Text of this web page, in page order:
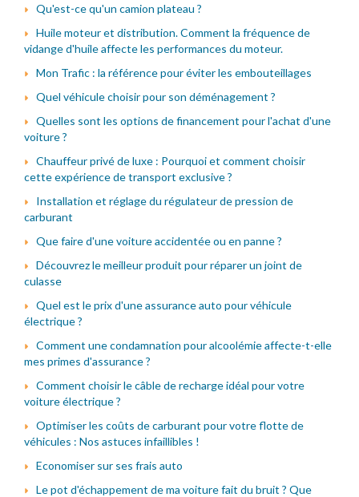
Qu'est-ce qu'un camion plateau ?
Huile moteur et distribution. Comment la fréquence de
vidange d'huile affecte les performances du moteur.
Mon Trafic : la référence pour éviter les embouteillages
Quel véhicule choisir pour son déménagement ?
Quelles sont les options de financement pour l'achat d'une
voiture ?
Chauffeur privé de luxe : Pourquoi et comment choisir
cette expérience de transport exclusive ?
Installation et réglage du régulateur de pression de
carburant
Que faire d'une voiture accidentée ou en panne ?
Découvrez le meilleur produit pour réparer un joint de
culasse
Quel est le prix d'une assurance auto pour véhicule
électrique ?
Comment une condamnation pour alcoolémie affecte-t-elle
mes primes d'assurance ?
Comment choisir le câble de recharge idéal pour votre
voiture électrique ?
Optimiser les coûts de carburant pour votre flotte de
véhicules : Nos astuces infaillibles !
Economiser sur ses frais auto
Le pot d'échappement de ma voiture fait du bruit ? Que